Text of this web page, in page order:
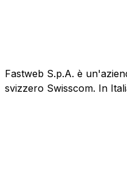
Fastweb S.p.A. è
svizzero Swisscom. In